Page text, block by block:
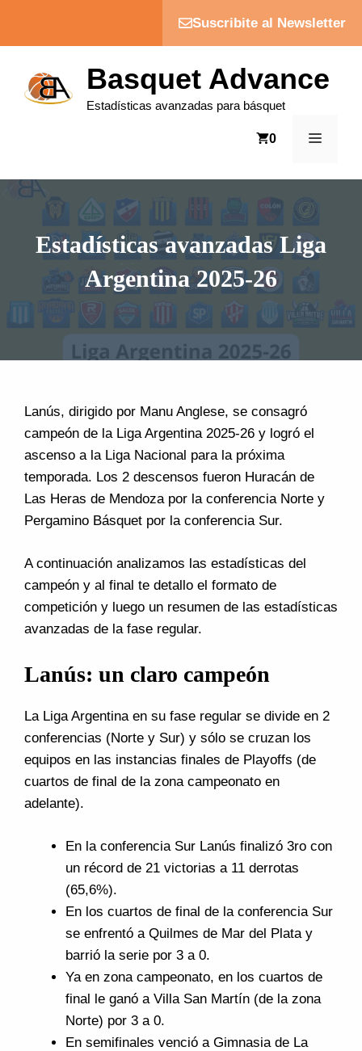
Suscribite al Newsletter
Basquet Advance
Estadísticas avanzadas para básquet
0 MENÚ
Estadísticas avanzadas Liga
Argentina 2025-26
Lanús, dirigido por Manu Anglese, se consagró
campeón de la Liga Argentina 2025-26 y logró el
ascenso a la Liga Nacional para la próxima
temporada. Los 2 descensos fueron Huracán de
Las Heras de Mendoza por la conferencia Norte y
Pergamino Básquet por la conferencia Sur.
A continuación analizamos las estadísticas del
campeón y al final te detallo el formato de
competición y luego un resumen de las estadísticas
avanzadas de la fase regular.
Lanús: un claro campeón
La Liga Argentina en su fase regular se divide en 2
conferencias (Norte y Sur) y sólo se cruzan los
equipos en las instancias finales de Playoffs (de
cuartos de final de la zona campeonato en
adelante).
En la conferencia Sur Lanús finalizó 3ro con
un récord de 21 victorias a 11 derrotas
(65,6%).
En los cuartos de final de la conferencia Sur
se enfrentó a Quilmes de Mar del Plata y
barrió la serie por 3 a 0.
Ya en zona campeonato, en los cuartos de
final le ganó a Villa San Martín (de la zona
Norte) por 3 a 0.
En semifinales venció a Gimnasia de La